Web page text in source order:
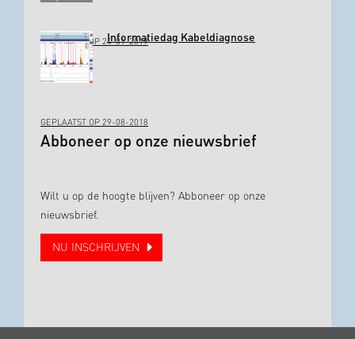
GEPLAATST OP 24-01-2019Informatiedag Kabeldiagnose
GEPLAATST OP 29-08-2018
Abboneer op onze nieuwsbrief
Wilt u op de hoogte blijven? Abboneer op onze
nieuwsbrief.
NU INSCHRIJVEN